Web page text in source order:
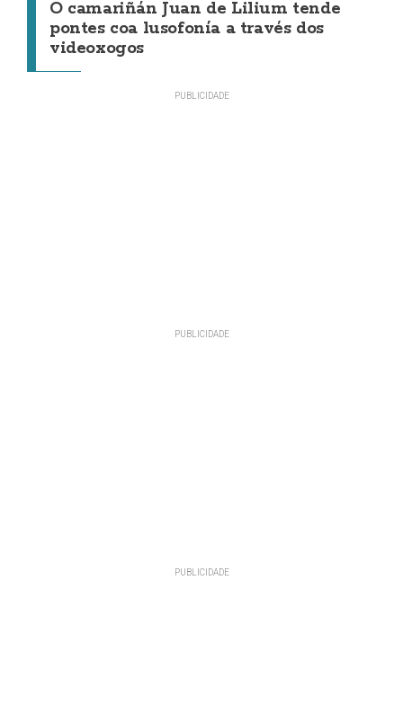
O camariñán Juan de Lilium tende
pontes coa lusofonía a través dos
videoxogos